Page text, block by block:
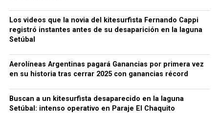
Los videos que la novia del kitesurfista Fernando Cappi
registró instantes antes de su desaparición en la laguna
Setúbal
Aerolíneas Argentinas pagará Ganancias por primera vez
en su historia tras cerrar 2025 con ganancias récord
Buscan a un kitesurfista desaparecido en la laguna
Setúbal: intenso operativo en Paraje El Chaquito